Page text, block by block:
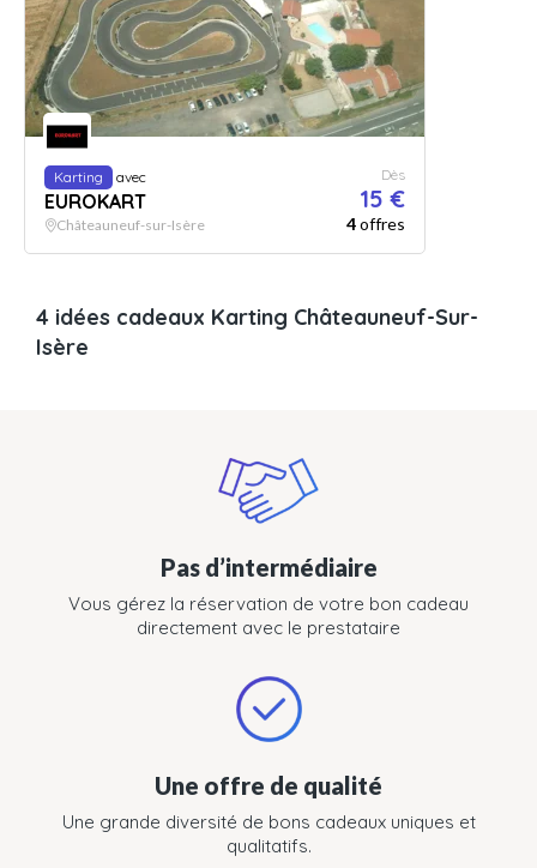
Karting avec
EUROKART
Dès
15 €
Châteauneuf-sur-Isère 4offres
4 idées cadeaux Karting Châteauneuf-Sur-
Isère
Pas d’intermédiaire
Vous gérez la réservation de votre bon cadeau
directement avec le prestataire
Une offre de qualité
Une grande diversité de bons cadeaux uniques et
qualitatifs.